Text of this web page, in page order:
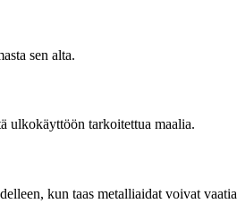
sen alta.
ulkokäyttöön tarkoitettua maalia.
kun taas metalliaidat voivat